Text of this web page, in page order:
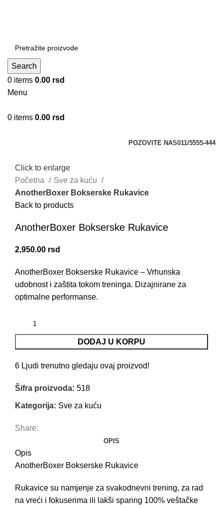
Search
0 items 0.00 rsd
Menu
0 items 0.00 rsd
POZOVITE NAS011/5555-444
Click to enlarge
Početna
Sve za kuću
AnotherBoxer Bokserske Rukavice
Back to products
AnotherBoxer Bokserske Rukavice
2,950.00 rsd
AnotherBoxer Bokserske Rukavice – Vrhunska
udobnost i zaštita tokom treninga. Dizajnirane za
optimalne performanse.
DODAJ U KORPU
6 Ljudi trenutno gledaju ovaj proizvod!
Šifra proizvoda: 518
Kategorija: Sve za kuću
Share:
OPIS
Opis
AnotherBoxer Bokserske Rukavice
Rukavice su namjenje za svakodnevni trening, za rad
na vreći i fokuserima ili lakši sparing 100% veštačke